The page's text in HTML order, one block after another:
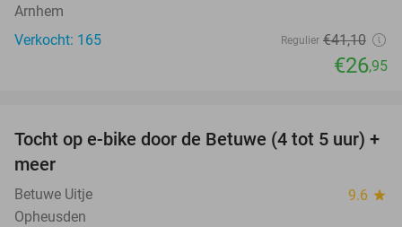
Arnhem
Verkocht: 165
Regulier €41,10
€26,95
35%
Tocht op e-bike door de Betuwe (4 tot 5 uur) +
meer
Betuwe Uitje 9.6 star
Opheusden